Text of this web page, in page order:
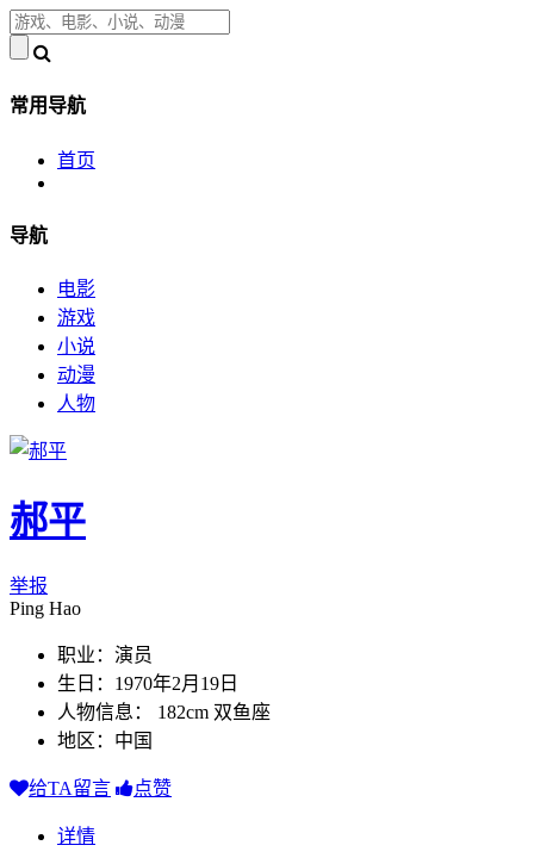
常用导航
首页
导航
电影
游戏
小说
动漫
人物
郝平
举报
Ping Hao
职业：演员
生日：1970年2月19日
人物信息： 182cm 双鱼座
地区：中国
给TA留言 点赞
详情